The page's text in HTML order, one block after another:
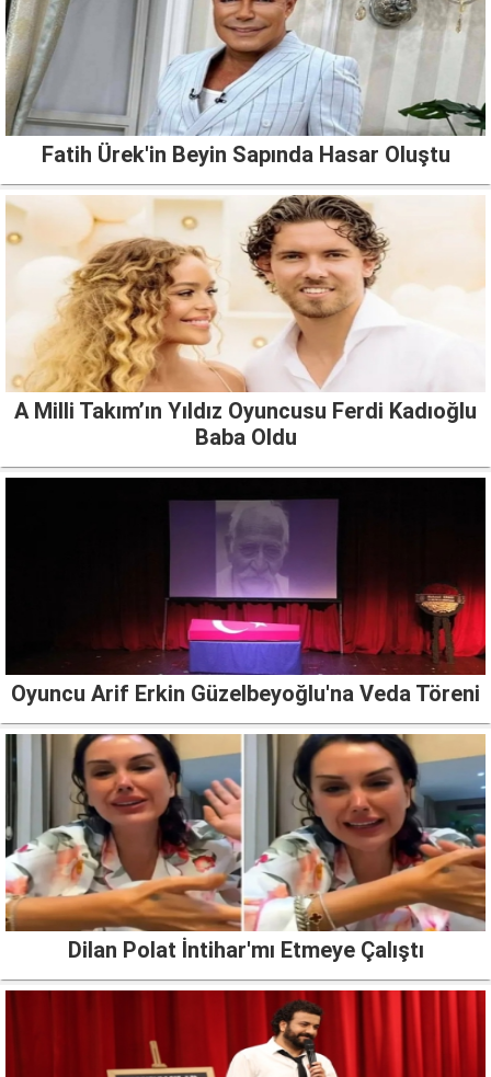
Fatih Ürek'in Beyin Sapında Hasar Oluştu
A Milli Takım’ın Yıldız Oyuncusu Ferdi Kadıoğlu
Baba Oldu
Oyuncu Arif Erkin Güzelbeyoğlu'na Veda Töreni
Dilan Polat İntihar'mı Etmeye Çalıştı